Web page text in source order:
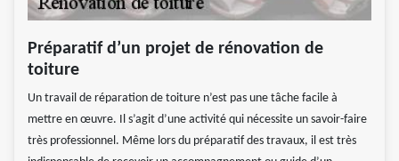
Préparatif d’un projet de rénovation de
toiture
Un travail de réparation de toiture n’est pas une tâche facile à
mettre en œuvre. Il s’agit d’une activité qui nécessite un savoir-faire
très professionnel. Même lors du préparatif des travaux, il est très